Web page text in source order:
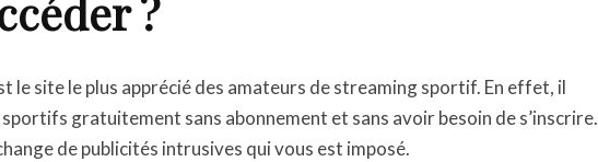
?
le site le plus apprécié des amateurs de streaming sportif. En effet, il
gratuitement sans abonnement et sans avoir besoin de s’inscrire.
de publicités intrusives qui vous est imposé.